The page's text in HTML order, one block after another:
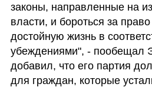
законы, направленные на
власти, и бороться за
достойную жизнь в
убеждениями", - пообещал
добавил, что его партия
для граждан, которые